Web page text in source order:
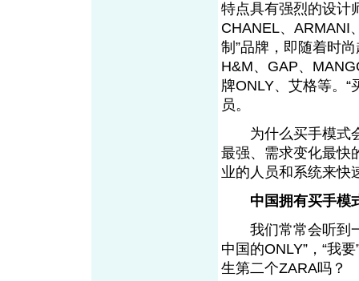
特点具有强烈的设计
CHANEL、ARMANI
制”品牌，即随着时
H&M、GAP、
牌ONLY、艾格等。
员。
为什么买手模式会
最强、需求变化最快
业的人员和系统来
中国拥有买手
我们常常会听到一
中国的ONLY”，“我
生第二个ZARA